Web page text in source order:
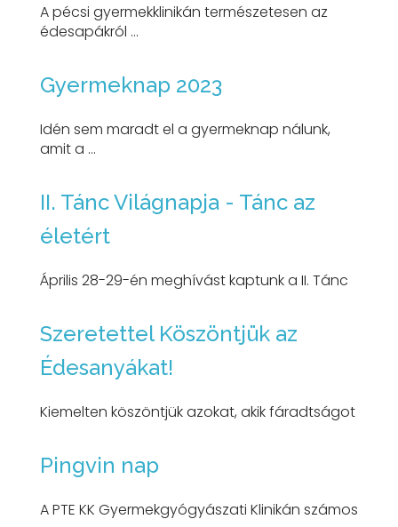
A pécsi gyermekklinikán természetesen az
édesapákról ...
Gyermeknap 2023
Idén sem maradt el a gyermeknap nálunk,
amit a ...
II. Tánc Világnapja - Tánc az
életért
Április 28-29-én meghívást kaptunk a II. Tánc
Szeretettel Köszöntjük az
Édesanyákat!
Kiemelten köszöntjük azokat, akik fáradtságot
Pingvin nap
A PTE KK Gyermekgyógyászati Klinikán számos